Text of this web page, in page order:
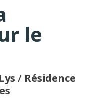
le
/ Résidence